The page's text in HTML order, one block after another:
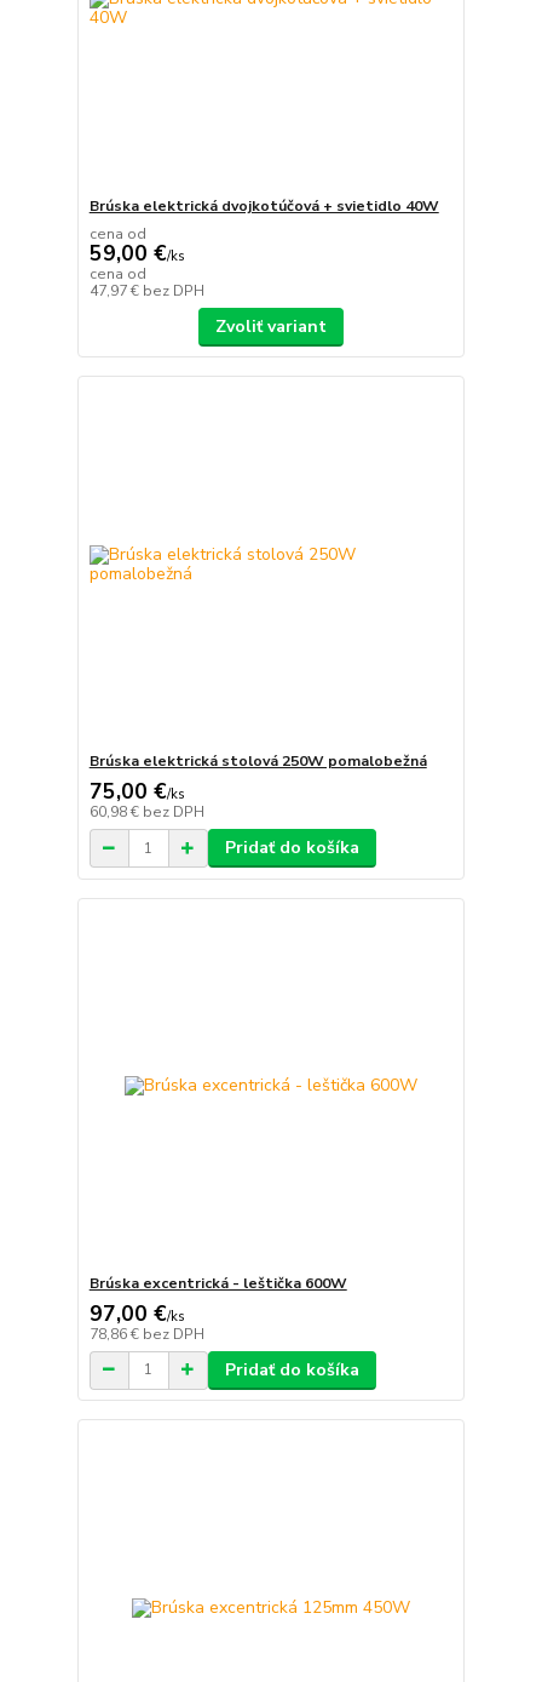
Brúska elektrická dvojkotúčová + svietidlo 40W
cena od
59,00 €/ks
cena od
47,97 € bez DPH
Zvoliť variant
Brúska elektrická stolová 250W pomalobežná
75,00 €/ks
60,98 € bez DPH
Pridať do košíka
Brúska excentrická - leštička 600W
97,00 €/ks
78,86 € bez DPH
Pridať do košíka